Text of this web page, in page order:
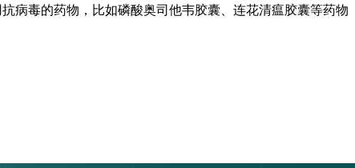
病毒的药物，比如磷酸奥司他韦胶囊、连花清瘟胶囊等药物